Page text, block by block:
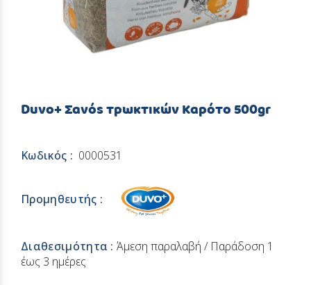
Duvo+ Σανός τρωκτικών Καρότο 500gr
Κωδικός : 0000531
Προμηθευτής :
Διαθεσιμότητα :Άμεση παραλαβή / Παράδoση 1
έως 3 ημέρες